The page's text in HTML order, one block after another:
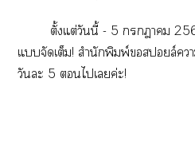
ตั้งแต่วันนี้ - 5 า
แจัดเต็ม! สำนักพิมพ์สล์
วันะ 5 ไเค่ะ!